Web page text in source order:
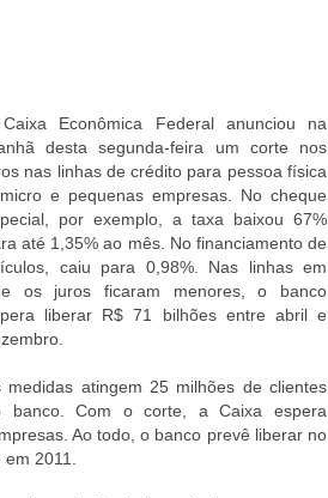
Econômica Federal anunciou na
desta segunda-feira um corte nos
nas linhas de crédito para pessoa física
e pequenas empresas. No cheque
por exemplo, a taxa baixou 67%
até 1,35% ao mês. No financiamento de
caiu para 0,98%. Nas linhas em
os juros ficaram menores, o banco
liberar R$ 71 bilhões entre abril e
medidas atingem 25 milhões de clientes
banco. Com o corte, a Caixa espera
Ao todo, o banco prevê liberar no
2011.